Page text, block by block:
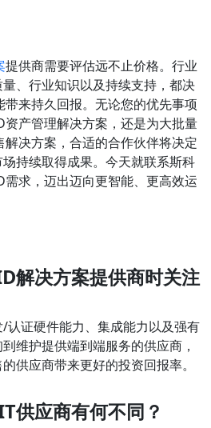
提供商需要评估远不止价格。行业
、行业知识以及持续支持，都决
带来持久回报。无论您的优先事项
资产管理解决方案，还是为大批量
决方案，合适的合作伙伴将决定
持续取得成果。今天就联系斯科
求，迈出迈向更智能、更高效运
解决方案提供商时关注
认证硬件能力、集成能力以及强有
维护提供端到端服务的供应商，
供应商带来更好的投资回报率。
供应商有何不同？